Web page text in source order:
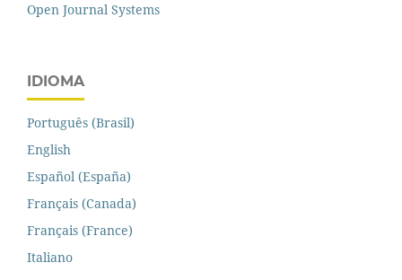
Open Journal Systems
IDIOMA
Português (Brasil)
English
Español (España)
Français (Canada)
Français (France)
Italiano